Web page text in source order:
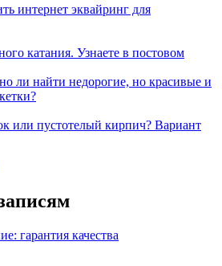
интернет эквайринг для
катания. Узнаете в постовом
ли найти недорогие, но красивые и
или пустотелый кирпич? Вариант
гарантия качества